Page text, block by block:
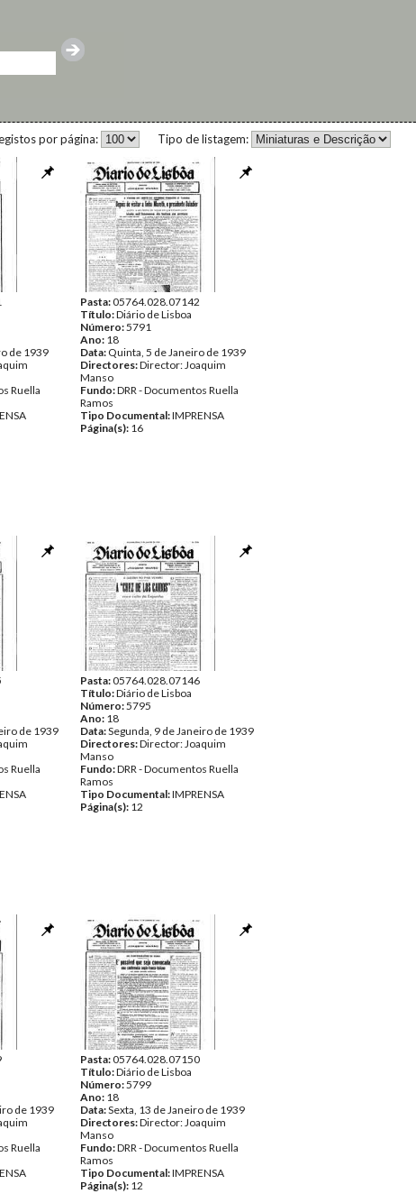
Tipo de listagem:
por página:
de 1939
Ruella
Pasta:05764.028.07142
Título:Diário de Lisboa
Número:5791
Ano: 18
Data: Quinta, 5 de Janeiro de 1939
Directores:Director: Joaquim
Manso
Fundo:DRR - Documentos Ruella
Ramos
Tipo Documental:IMPRENSA
Página(s): 16
de 1939
Ruella
Pasta:05764.028.07146
Título:Diário de Lisboa
Número:5795
Ano: 18
Data:Segunda, 9 de Janeiro de 1939
Directores:Director: Joaquim
Manso
Fundo:DRR - Documentos Ruella
Ramos
Tipo Documental:IMPRENSA
Página(s): 12
de 1939
Ruella
Pasta:05764.028.07150
Título:Diário de Lisboa
Número:5799
Ano: 18
Data:Sexta, 13 de Janeiro de 1939
Directores:Director: Joaquim
Manso
Fundo:DRR - Documentos Ruella
Ramos
Tipo Documental:IMPRENSA
Página(s): 12